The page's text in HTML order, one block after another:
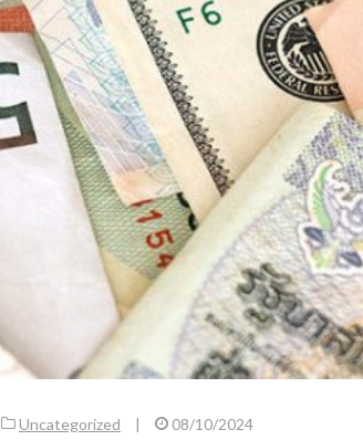
Uncategorized | 08/10/2024